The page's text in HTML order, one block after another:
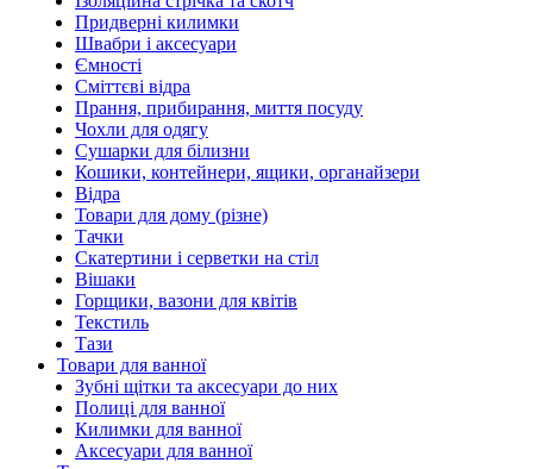
Придверні килимки
Швабри і аксесуари
Ємності
Сміттєві відра
Прання, прибирання, миття посуду
Чохли для одягу
Сушарки для білизни
Кошики, контейнери, ящики, органайзери
Відра
Товари для дому (різне)
Тачки
Скатертини і серветки на стіл
Вішаки
Горщики, вазони для квітів
Текстиль
Тази
Товари для ванної
Зубні щітки та аксесуари до них
Полиці для ванної
Килимки для ванної
Аксесуари для ванної